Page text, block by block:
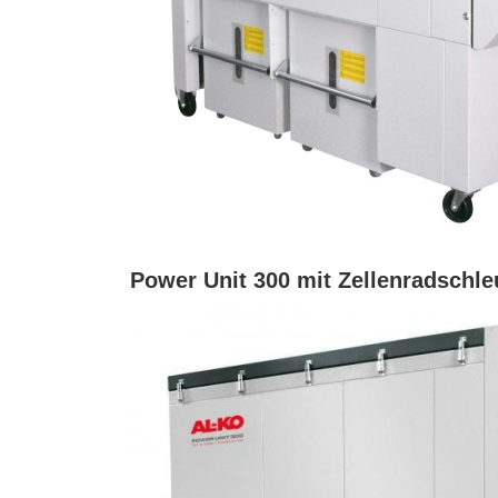
Power Unit 300 mit